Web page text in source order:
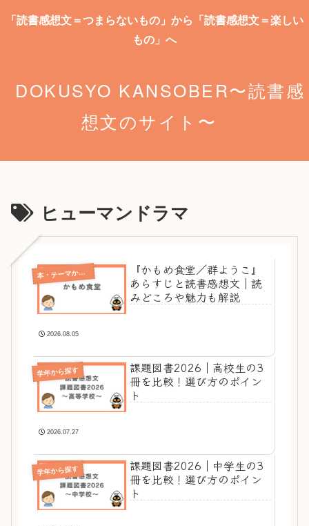
「読書感想文＝つまらないもの」から「読書感想文＝楽しい
もの」へ
DOKUSYO KANSOBER〜読書感
想文のサイト〜
ヒューマンドラマ
本
・テーマから選ぶ
『かもめ食堂／群ようこ』
あらすじと読書感想文｜読
みどころや魅力も解説
2026.08.05
学年から探す
課題図書2026｜高校生の3
冊を比較！選び方のポイン
ト
2026.07.27
学年から探す
課題図書2026｜中学生の3
冊を比較！選び方のポイン
ト